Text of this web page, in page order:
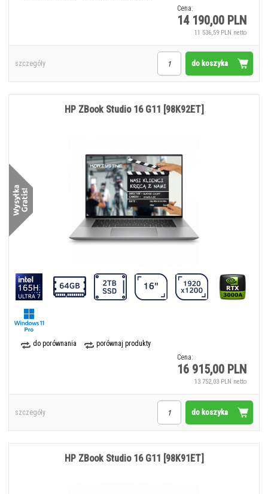
Cena:
14 190,00 PLN
11 536,59 PLN netto
do koszyka
szczegóły
do porównania
porównaj produkty
Cena:
16 915,00 PLN
13 752,03 PLN netto
HP ZBook Studio 16 G11 [98K92ET]
do koszyka
szczegóły
HP ZBook Studio 16 G11 [98K91ET]